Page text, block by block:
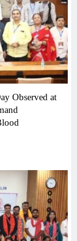
Observed at